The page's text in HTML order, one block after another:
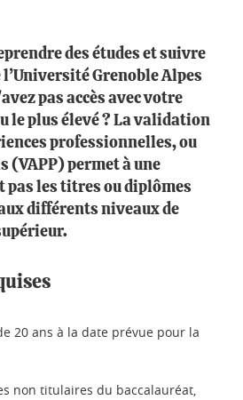
des études et suivre
Grenoble Alpes
pas accès avec votre
le plus élevé ? La validation
professionnelles, ou
(VAPP) permet à une
pas les titres ou diplômes
différents niveaux de
20 ans à la date prévue pour la
non titulaires du baccalauréat,